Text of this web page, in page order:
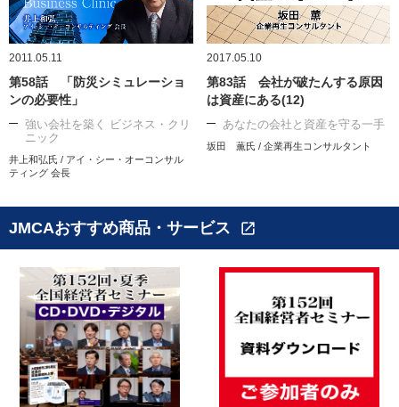
2011.05.11
第58話 「防災シミュレーショ
ンの必要性」
強い会社を築く ビジネス・クリ
ニック
井上和弘氏 / アイ・シー・オーコンサル
ティング 会長
2017.05.10
第83話 会社が破たんする原因
は資産にある(12)
あなたの会社と資産を守る一手
坂田 薫氏 / 企業再生コンサルタント
JMCAおすすめ商品・サービス open_in_new